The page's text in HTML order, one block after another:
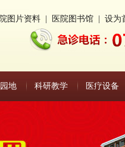
图片资料 医院图书馆 设为
地 科研教学 医疗设备